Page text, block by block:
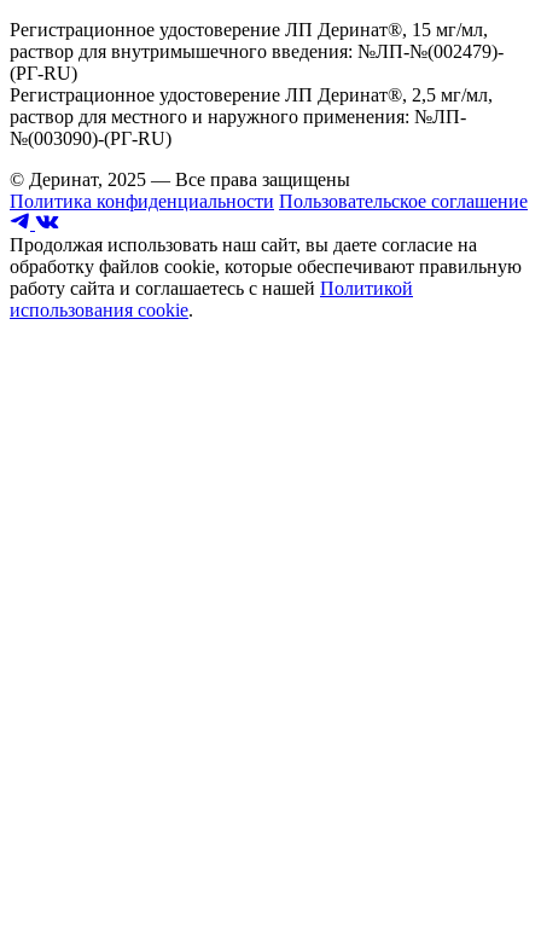
Регистрационное удостоверение ЛП Деринат®, 15 мг/мл,
раствор для внутримышечного введения: №ЛП-№(002479)-
(РГ-RU)
Регистрационное удостоверение ЛП Деринат®, 2,5 мг/мл,
раствор для местного и наружного применения: №ЛП-
№(003090)-(РГ-RU)
© Деринат, 2025 — Все права защищены
Политика конфиденциальности Пользовательское соглашение
Продолжая использовать наш сайт, вы даете согласие на
обработку файлов cookie, которые обеспечивают правильную
работу сайта и соглашаетесь с нашей Политикой
использования cookie.